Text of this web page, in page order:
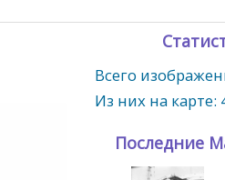
Всего
Из них на карте:
Последние